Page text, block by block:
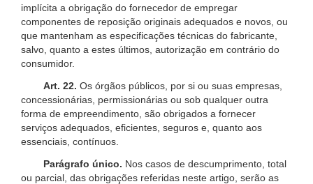
implícita a obrigação do fornecedor de empregar
componentes de reposição originais adequados e novos, ou
que mantenham as especificações técnicas do fabricante,
salvo, quanto a estes últimos, autorização em contrário do
consumidor.
Art. 22. Os órgãos públicos, por si ou suas empresas,
concessionárias, permissionárias ou sob qualquer outra
forma de empreendimento, são obrigados a fornecer
serviços adequados, eficientes, seguros e, quanto aos
essenciais, contínuos.
Parágrafo único. Nos casos de descumprimento, total
ou parcial, das obrigações referidas neste artigo, serão as